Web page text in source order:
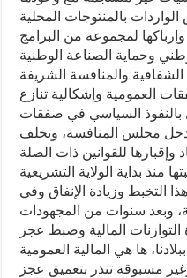
بالمنتوجات المحلية
لمجموعة من البرامج
وحماية الصناعة الوطنية
والمنافسة الشريفة
العمومية وإشكالية تنازع
بالنفوذ السياسي في صفقات
مجلس المنافسة، وتخلف
للقوانين ذات الصلة
التخبط وزيادة الإنفاق وفي
وبعد سنوات من المجهودات
التوازنات المالية وضبط عجز
ها هي المالية العمومية
مسبوقة تنذر بتعميق عجز